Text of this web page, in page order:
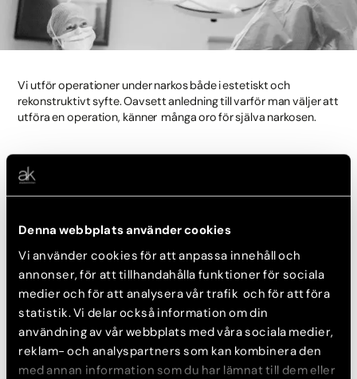
Denna webbplats använder cookies
Vi använder cookies för att anpassa innehåll och
annonser, för att tillhandahålla funktioner för sociala
medier och för att analysera vår trafik och för att föra
statistik. Vi delar också information om din
användning av vår webbplats med våra sociala medier,
reklam- och analyspartners som kan kombinera den
med annan information som du har lämnat till dem eller
Vi utför operationer under narkos både i estetiskt och
rekonstruktivt syfte. Oavsett anledning till varför man väljer att
utföra en operation, känner många oro för själva narkosen.
Förberedelser inför narkos och
operation
hälsotillstånd. Innan vi bokar in en operation lämnar du in en
aktuell och noggrant ifylld hälsodeklaration. Tänk igenom
följande saker i förväg:
Tidigare och nuvarande sjukdomar
Tidigare operationer
Medicinering
Allergier